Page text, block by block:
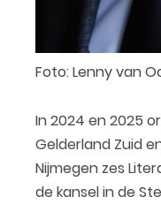
Foto: Lenny van
In 2024 en 2025
Gelderland Zuid
Nijmegen zes
de kansel in de